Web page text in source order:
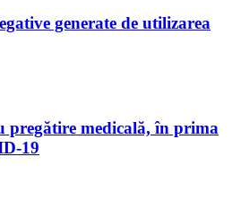
generate de utilizarea
pregătire medicală, în prima
19